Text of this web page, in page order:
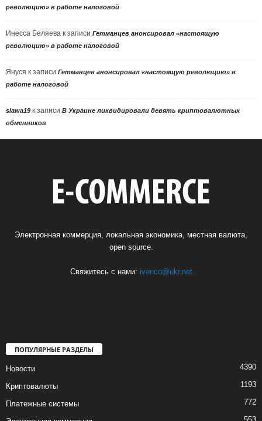
революцию» в работе налоговой
Инесса Беляева к записи Гетманцев анонсировал «настоящую
революцию» в работе налоговой
Януся к записи Гетманцев анонсировал «настоящую революцию» в
работе налоговой
slawa19 к записи В Украине ликвидировали девять криптовалютных
обменников
Электронная коммерция, локальная экономика, местная валюта,
open source.
Свяжитесь с нами: ivenco@ukr.net
ПОПУЛЯРНЫЕ РАЗДЕЛЫ
Новости 4390
Криптовалюты 1193
Платежные системы 772